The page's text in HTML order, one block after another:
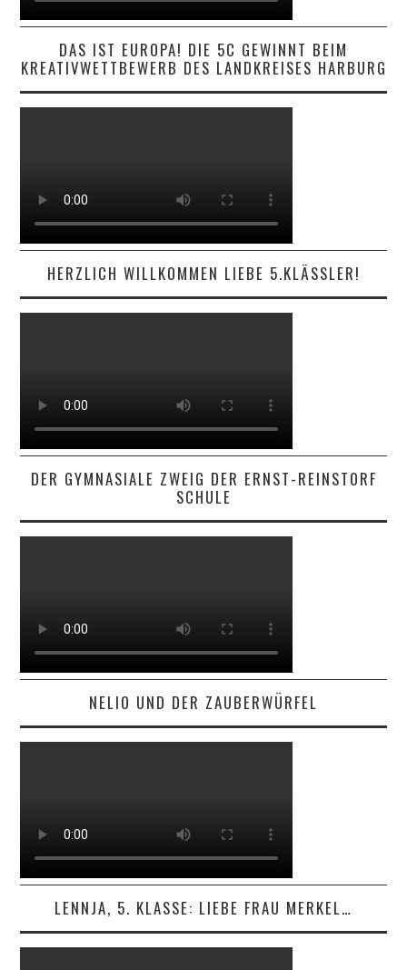
DAS IST EUROPA! DIE 5C GEWINNT BEIM
KREATIVWETTBEWERB DES LANDKREISES HARBURG
HERZLICH WILLKOMMEN LIEBE 5.KLÄSSLER!
DER GYMNASIALE ZWEIG DER ERNST-REINSTORF
SCHULE
NELIO UND DER ZAUBERWÜRFEL
LENNJA, 5. KLASSE: LIEBE FRAU MERKEL…